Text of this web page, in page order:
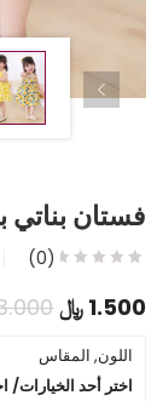
فستان بناتي
(0)
1.500 ﷼
الحالياللون, المقاس
اختر أحد الخيارات/